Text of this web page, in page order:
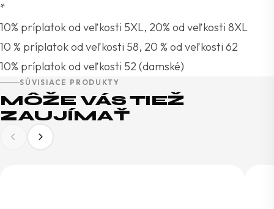
*
10% príplatok od veľkosti 5XL, 20% od veľkosti 8XL
10 % príplatok od veľkosti 58, 20 % od veľkosti 62
10% príplatok od veľkosti 52 (damské)
SÚVISIACE PRODUKTY
MÔŽE VÁS TIEŽ
ZAUJÍMAŤ